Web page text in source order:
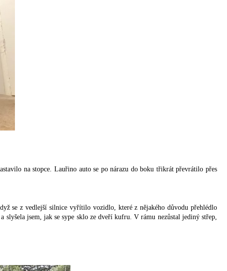
na stopce. Lauřino auto se po nárazu do boku třikrát převrátilo přes
se z vedlejší silnice vyřítilo vozidlo, které z nějakého důvodu přehlédlo
jsem, jak se sype sklo ze dveří kufru. V rámu nezůstal jediný střep,